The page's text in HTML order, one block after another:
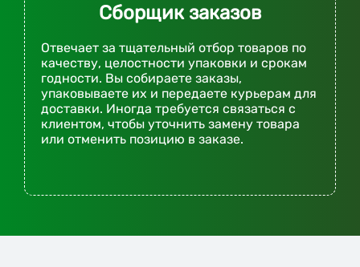
Сборщик заказов
Отвечает за тщательный отбор товаров по
качеству, целостности упаковки и срокам
годности. Вы собираете заказы,
упаковываете их и передаете курьерам для
доставки. Иногда требуется связаться с
клиентом, чтобы уточнить замену товара
или отменить позицию в заказе.